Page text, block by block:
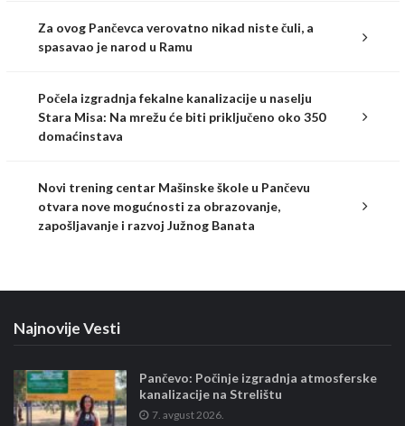
Za ovog Pančevca verovatno nikad niste čuli, a
spasavao je narod u Ramu
Počela izgradnja fekalne kanalizacije u naselju
Stara Misa: Na mrežu će biti priključeno oko 350
domaćinstava
Novi trening centar Mašinske škole u Pančevu
otvara nove mogućnosti za obrazovanje,
zapošljavanje i razvoj Južnog Banata
Najnovije Vesti
Pančevo: Počinje izgradnja atmosferske
kanalizacije na Strelištu
7. avgust 2026.